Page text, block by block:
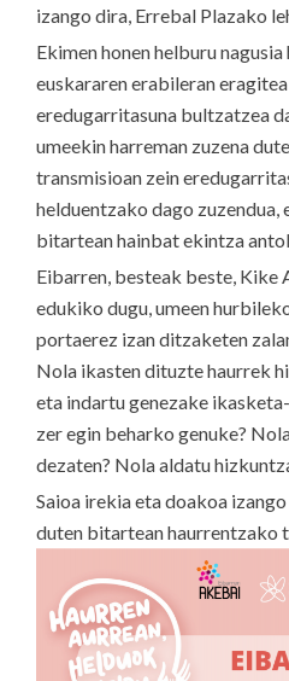
izango dira, Errebal Plazako
Ekimen honen helburu
euskararen erabileran
eredugarritasuna bultzatzea
umeekin harreman zuzena
transmisioan zein
helduentzako dago
bitartean hainbat ekintza
Eibarren, besteak beste, Kike
edukiko dugu, umeen
portaerez izan ditzaketen
Nola ikasten dituzte haurrek
eta indartu genezake
zer egin beharko genuke?
dezaten? Nola aldatu
Saioa irekia eta doakoa
duten bitartean haurrentzako